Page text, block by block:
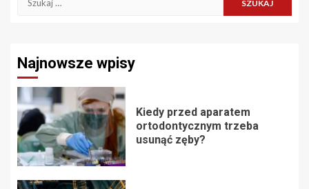
Najnowsze wpisy
Kiedy przed aparatem
ortodontycznym trzeba
usunąć zęby?